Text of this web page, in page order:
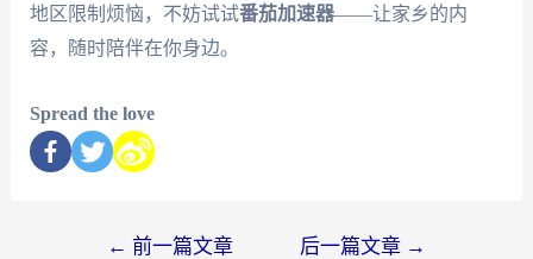
地区限制烦恼，不妨试试番茄加速器——让家乡的内
容，随时陪伴在你身边。
Spread the love
← 前一篇文章 后一篇文章 →